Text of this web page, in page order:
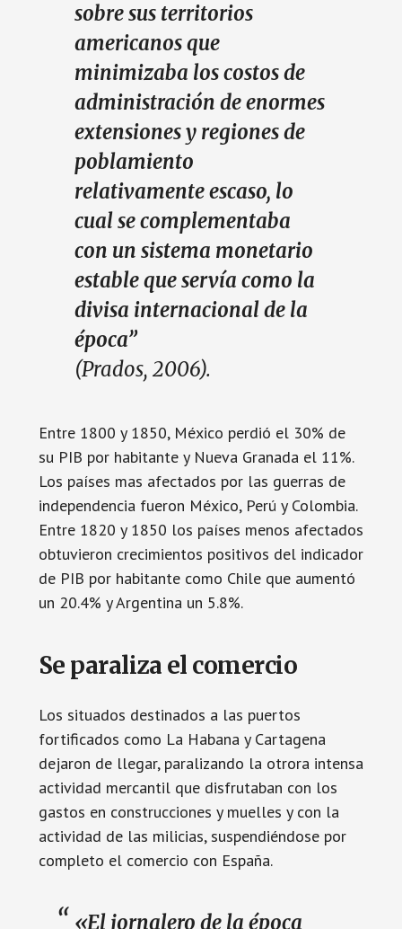
sobre sus territorios
americanos que
minimizaba los costos de
administración de enormes
extensiones y regiones de
poblamiento
relativamente escaso, lo
cual se complementaba
con un sistema monetario
estable que servía como la
divisa internacional de la
época”
(Prados, 2006).
Entre 1800 y 1850, México perdió el 30% de
su PIB por habitante y Nueva Granada el 11%.
Los países mas afectados por las guerras de
independencia fueron México, Perú y Colombia.
Entre 1820 y 1850 los países menos afectados
obtuvieron crecimientos positivos del indicador
de PIB por habitante como Chile que aumentó
un 20.4% y Argentina un 5.8%.
Se paraliza el comercio
Los situados destinados a las puertos
fortificados como La Habana y Cartagena
dejaron de llegar, paralizando la otrora intensa
actividad mercantil que disfrutaban con los
gastos en construcciones y muelles y con la
actividad de las milicias, suspendiéndose por
completo el comercio con España.
«El jornalero de la época